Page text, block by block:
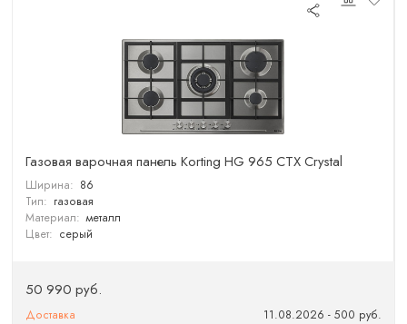
Газовая варочная панель Korting HG 965 CTX Crystal
Ширина: 86
Тип: газовая
Материал: металл
Цвет: серый
50 990 руб.
Доставка
11.08.2026 - 500 руб.